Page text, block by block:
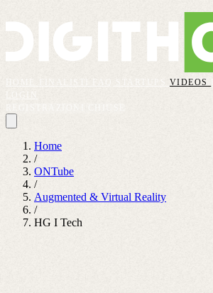
VIDEOS
Home
/
ONTube
/
Augmented & Virtual Reality
/
HG I Tech